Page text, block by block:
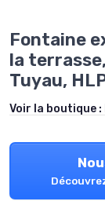
Fontaine
la
Tuyau,
Voir la boutique :